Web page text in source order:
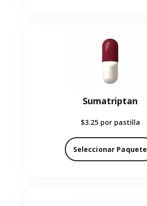
Sumatriptan
$3.25 por pastilla
Seleccionar Paquete